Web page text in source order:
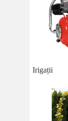
Irigații